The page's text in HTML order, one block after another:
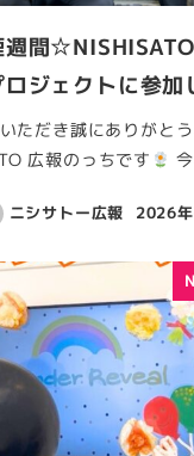
間☆NISHISATO
ロジェクトに参
ただき誠にありがと
広報のっちです
ニシサトー広報 2026